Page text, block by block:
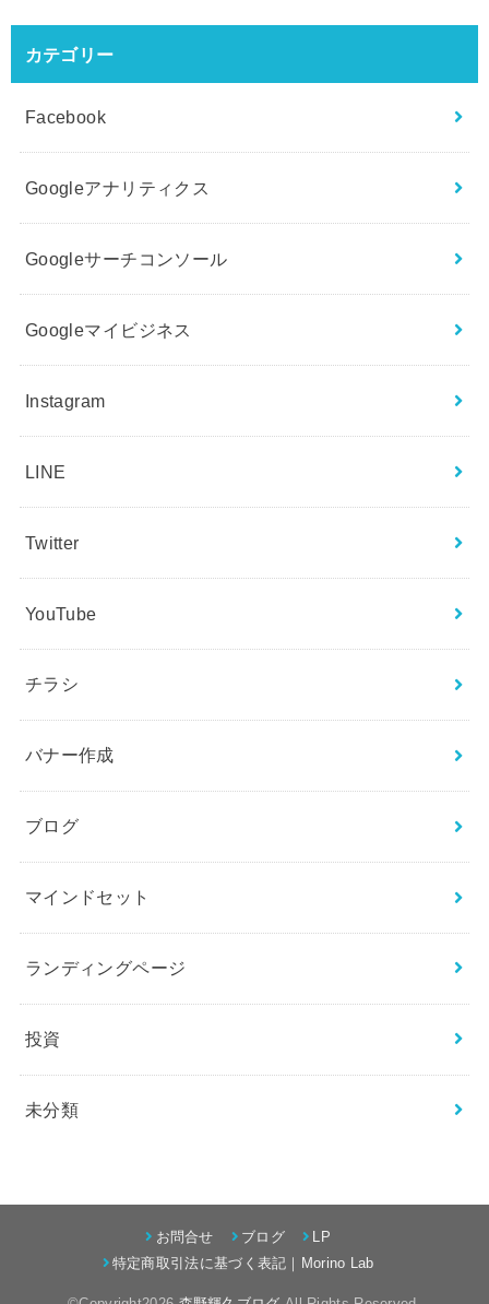
カテゴリー
Facebook
Googleアナリティクス
Googleサーチコンソール
Googleマイビジネス
Instagram
LINE
Twitter
YouTube
チラシ
バナー作成
ブログ
マインドセット
ランディングページ
投資
未分類
お問合せ ブログ
LP
特定商取引法に基づく表記｜Morino Lab